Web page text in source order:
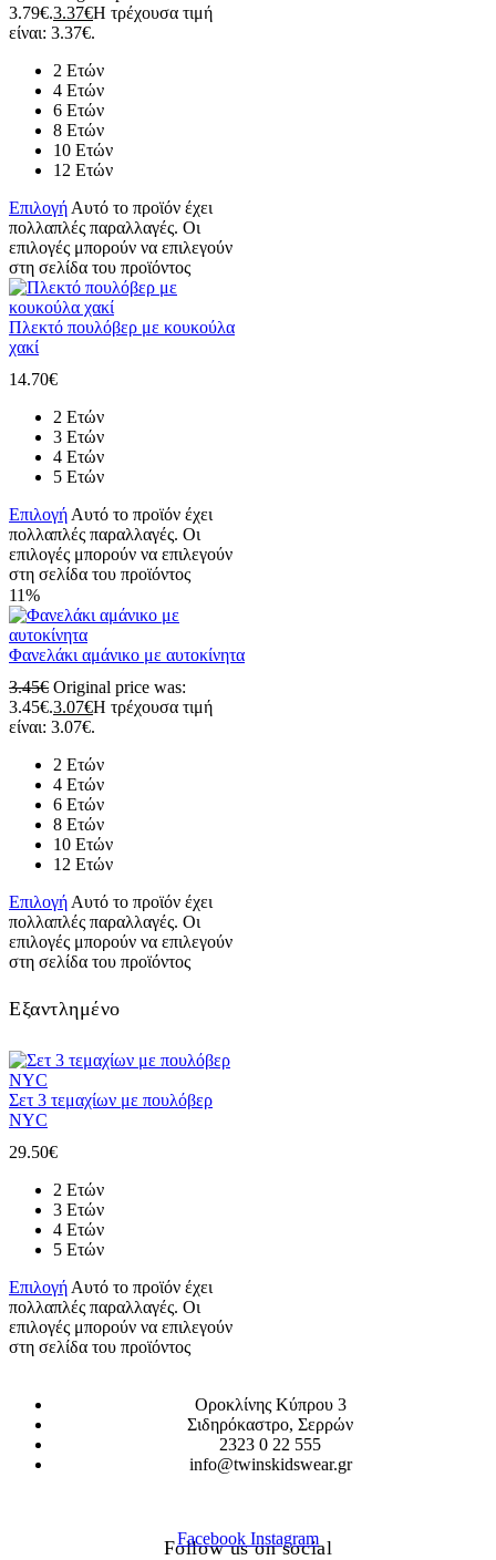
3.79€.3.37€Η τρέχουσα τιμή
είναι: 3.37€.
2 Ετών
4 Ετών
6 Ετών
8 Ετών
10 Ετών
12 Ετών
Επιλογή Αυτό το προϊόν έχει
πολλαπλές παραλλαγές. Οι
επιλογές μπορούν να επιλεγούν
στη σελίδα του προϊόντος
Πλεκτό πουλόβερ με κουκούλα
χακί
14.70€
2 Ετών
3 Ετών
4 Ετών
5 Ετών
Επιλογή Αυτό το προϊόν έχει
πολλαπλές παραλλαγές. Οι
επιλογές μπορούν να επιλεγούν
στη σελίδα του προϊόντος
11%
Φανελάκι αμάνικο με αυτοκίνητα
3.45€ Original price was:
3.45€.3.07€Η τρέχουσα τιμή
είναι: 3.07€.
2 Ετών
4 Ετών
6 Ετών
8 Ετών
10 Ετών
12 Ετών
ΕπιλογήΑυτό το προϊόν έχει
πολλαπλές παραλλαγές. Οι
επιλογές μπορούν να επιλεγούν
στη σελίδα του προϊόντος
Εξαντλημένο
Σετ 3 τεμαχίων με πουλόβερ
NYC
29.50€
2 Ετών
3 Ετών
4 Ετών
5 Ετών
Επιλογή Αυτό το προϊόν έχει
πολλαπλές παραλλαγές. Οι
επιλογές μπορούν να επιλεγούν
στη σελίδα του προϊόντος
Οροκλίνης Κύπρου 3
Σιδηρόκαστρο, Σερρών
2323 0 22 555
info@twinskidswear.gr
Follow us on social
Facebook Instagram